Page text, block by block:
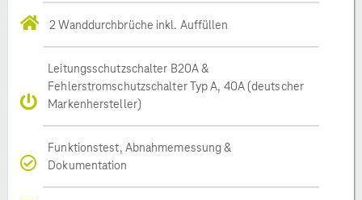
2 Wanddurchbrüche inkl. Auffüllen
Leitungsschutzschalter B20A &
Fehlerstromschutzschalter Typ A, 40A (deutscher
Markenhersteller)
Funktionstest, Abnahmemessung &
Dokumentation